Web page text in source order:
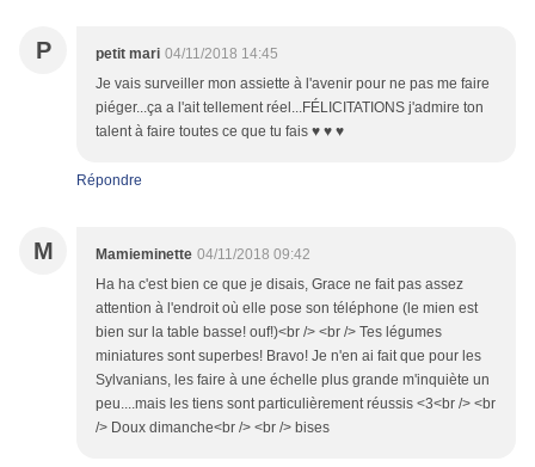
P petit mari 04/11/2018 14:45
Je vais surveiller mon assiette à l'avenir pour ne pas me faire
piéger...ça a l'ait tellement réel...FÉLICITATIONS j'admire ton
talent à faire toutes ce que tu fais ♥ ♥ ♥
Répondre
M Mamieminette 04/11/2018 09:42
Ha ha c'est bien ce que je disais, Grace ne fait pas assez
attention à l'endroit où elle pose son téléphone (le mien est
bien sur la table basse! ouf!)<br /> <br /> Tes légumes
miniatures sont superbes! Bravo! Je n'en ai fait que pour les
Sylvanians, les faire à une échelle plus grande m'inquiète un
peu....mais les tiens sont particulièrement réussis <3<br /> <br
/> Doux dimanche<br /> <br /> bises